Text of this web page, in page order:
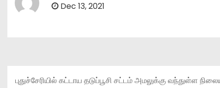
Dec 13, 2021
புதுச்சேரியில் கட்டாய தடுப்பூசி சட்டம் அமலுக்கு வந்துள்ள